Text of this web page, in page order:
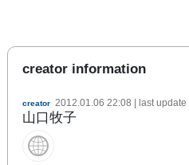
creator information
creator 2012.01.06 22:08 | last update
山口牧子